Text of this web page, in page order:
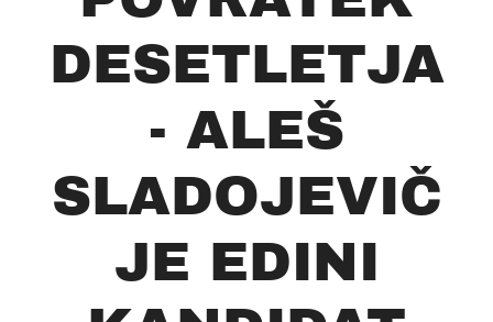
DESETLETJA
- ALEŠ
SLADOJEVIČ
JE EDINI